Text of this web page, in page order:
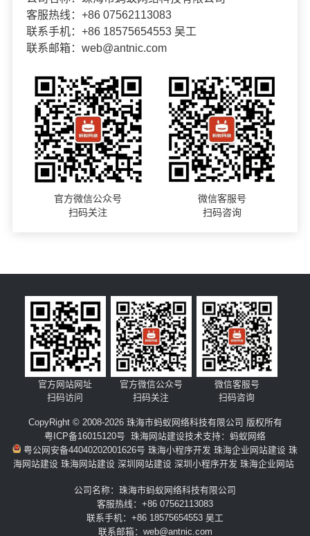
客服热线：+86 07562113083
联系手机：+86 18575654553 吴工
联系邮箱：web@antnic.com
官方微信公众号
扫码关注
微信客服号
扫码咨询
官方网站网址
扫码访问
官方微信公众号
扫码关注
微信客服号
扫码咨询
CopyRight © 2008-2026 珠海市蚂蚁网络科技有限公司 版权所有
粤ICP备16015120号 珠海网站建设技术支持： 蚂蚁网络
粤公网安备44040202001626号 珠海小程序开发 珠海企业网站建设 珠
海网站建设 珠海网站建设 深圳网站建设 深圳小程序开发 珠海企业网站
公司名称：珠海市蚂蚁网络科技有限公司
客服热线：+86 07562113083
联系手机：+86 18575654553 吴工
联系邮箱：web@antnic.com